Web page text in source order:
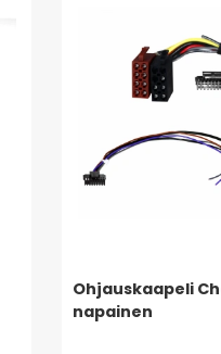
Ohjauskaapeli
napainen